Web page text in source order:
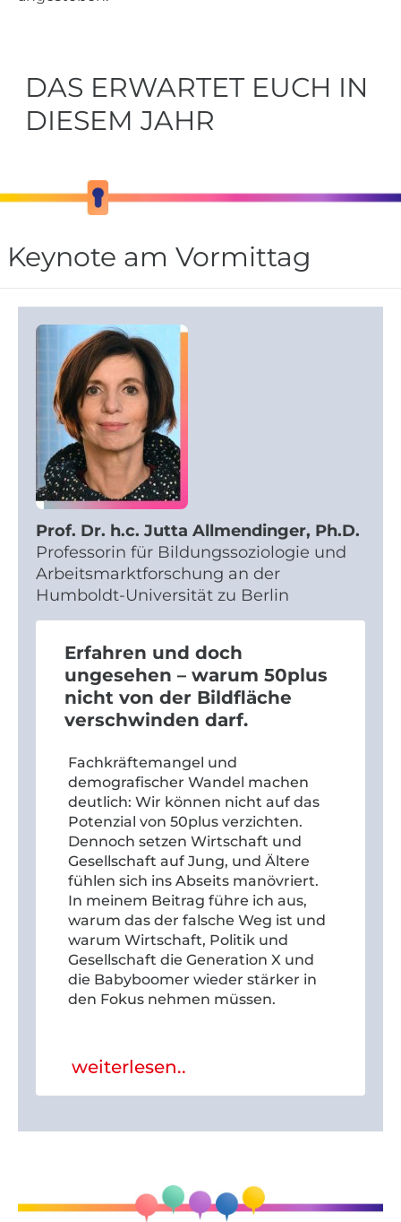
DAS ERWARTET EUCH IN
DIESEM JAHR
Keynote am Vormittag
Prof. Dr. h.c. Jutta Allmendinger, Ph.D.
Professorin für Bildungssoziologie und
Arbeitsmarktforschung an der
Humboldt-Universität zu Berlin
Erfahren und doch
ungesehen – warum 50plus
nicht von der Bildfläche
verschwinden darf.
Fachkräftemangel und
demografischer Wandel machen
deutlich: Wir können nicht auf das
Potenzial von 50plus verzichten.
Dennoch setzen Wirtschaft und
Gesellschaft auf Jung, und Ältere
fühlen sich ins Abseits manövriert.
In meinem Beitrag führe ich aus,
warum das der falsche Weg ist und
warum Wirtschaft, Politik und
Gesellschaft die Generation X und
die Babyboomer wieder stärker in
den Fokus nehmen müssen.
weiterlesen..